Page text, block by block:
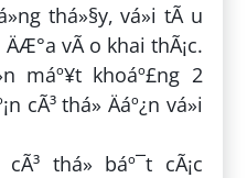
thá»§y, vá»i tÃ u
ÄÆ°a vÃ o khai thÃ¡c.
máº¥t khoáº£ng 2
cÃ³ thá» Äáº¿n vá»i
thá» báº¯t cÃ¡c